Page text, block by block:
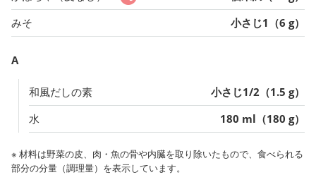
みそ
小さじ1（6 g）
A
和風だしの素
小さじ1/2（1.5 g）
水
180 ml（180 g）
※ 材料は野菜の皮、肉・魚の骨や内臓を取り除いたもので、食べられる
部分の分量（調理量）を表示しています。